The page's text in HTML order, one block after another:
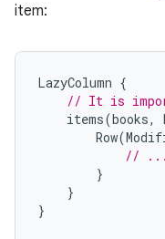
item:
LazyColumn {
// It is
items(books,
Row(
// ...
}
}
}